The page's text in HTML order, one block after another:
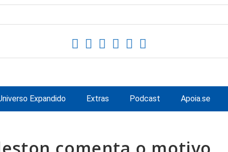
Expandido Extras Podcast Apoia.se